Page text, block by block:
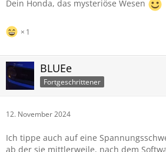
Dein Honda, das mysteriöse Wesen
1
BLUEe
Fortgeschrittener
12. November 2024
Ich tippe auch auf eine
ab der sie mittlerweile, nach dem